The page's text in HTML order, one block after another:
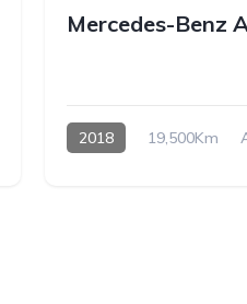
2018 19,500Km